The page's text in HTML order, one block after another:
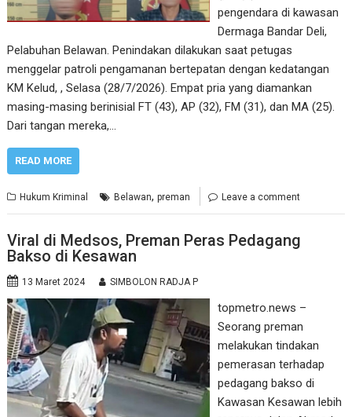
pengendara di kawasan
Dermaga Bandar Deli,
Pelabuhan Belawan. Penindakan dilakukan saat petugas
menggelar patroli pengamanan bertepatan dengan kedatangan
KM Kelud, , Selasa (28/7/2026). Empat pria yang diamankan
masing-masing berinisial FT (43), AP (32), FM (31), dan MA (25).
Dari tangan mereka,…
READ MORE
Hukum Kriminal Belawan,preman Leave a comment
Viral di Medsos, Preman Peras Pedagang
Bakso di Kesawan
13 Maret 2024 SIMBOLON RADJA P
topmetro.news –
Seorang preman
melakukan tindakan
pemerasan terhadap
pedagang bakso di
Kawasan Kesawan lebih